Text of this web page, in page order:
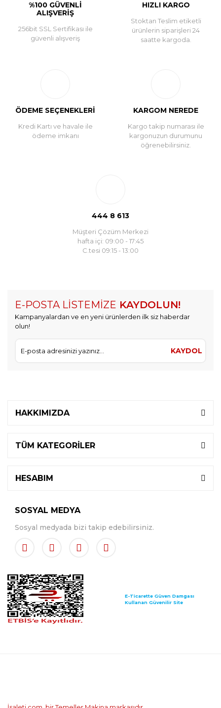
%100 GÜVENLİ
ALIŞVERİŞ
256bit SSL Sertifikası ile
güvenli alışveriş
HIZLI KARGO
Stoktan Teslim etiketli
ürünlerin siparişleri 24
saatte kargoda.
ÖDEME SEÇENEKLERİ
Kredi Kartı ve havale ile
ödeme imkanı
KARGOM NEREDE
Kargo takip numarası ile
kargonuzun durumunu
öğrenebilirsiniz.
444 8 613
Müşteri Çözüm Merkezi
hafta içi: 09:00 - 17:45
C.tesi 09:15 - 13:00
E-POSTA LİSTEMİZE KAYDOLUN!
Kampanyalardan ve en yeni ürünlerden ilk siz haberdar
olun!
KAYDOL
HAKKIMIZDA
TÜM KATEGORİLER
HESABIM
SOSYAL MEDYA
Sosyal medyada bizi takip edebilirsiniz.
E-Ticarette Güven Damgası
Kullanan Güvenilir Site